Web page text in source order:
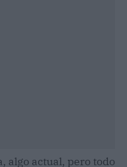
algo actual, pero todo